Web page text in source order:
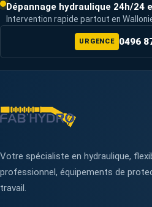
Dépannage hydraulique 24h/24
Intervention rapide partout en
URGENCE 0496
Votre spécialiste en hydraulique,
professionnel, équipements de
travail.